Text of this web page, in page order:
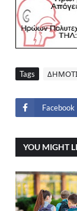
Tags
Facebook
YOU MIGHT